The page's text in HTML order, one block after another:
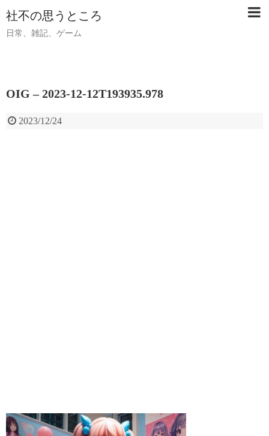
社不の思うところ
日常、雑記、ゲーム
OIG – 2023-12-12T193935.978
2023/12/24